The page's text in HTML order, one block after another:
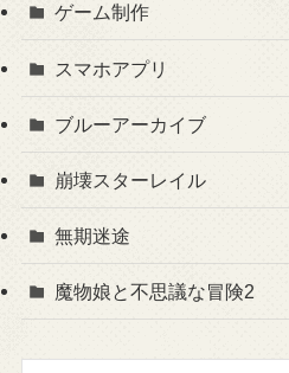
ゲーム制作
スマホアプリ
ブルーアーカイブ
崩壊スターレイル
無期迷途
魔物娘と不思議な冒険2